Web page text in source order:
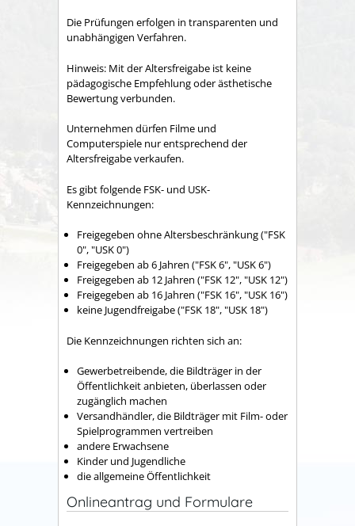
Die Prüfungen erfolgen in transparenten und
unabhängigen Verfahren.
Hinweis: Mit der Altersfreigabe ist keine
pädagogische Empfehlung oder ästhetische
Bewertung verbunden.
Unternehmen dürfen Filme und
Computerspiele nur entsprechend der
Altersfreigabe verkaufen.
Es gibt folgende FSK- und USK-
Kennzeichnungen:
Freigegeben ohne Altersbeschränkung ("FSK
0", "USK 0")
Freigegeben ab 6 Jahren ("FSK 6", "USK 6")
Freigegeben ab 12 Jahren ("FSK 12", "USK 12")
Freigegeben ab 16 Jahren ("FSK 16", "USK 16")
keine Jugendfreigabe ("FSK 18", "USK 18")
Die Kennzeichnungen richten sich an:
Gewerbetreibende, die Bildträger in der
Öffentlichkeit anbieten, überlassen oder
zugänglich machen
Versandhändler, die Bildträger mit Film- oder
Spielprogrammen vertreiben
andere Erwachsene
Kinder und Jugendliche
die allgemeine Öffentlichkeit
Onlineantrag und Formulare